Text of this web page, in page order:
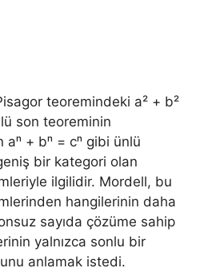
teoremindeki a² + b²
son teoreminin
+ bⁿ = cⁿ gibi ünlü
bir kategori olan
ilgilidir. Mordell, bu
hangilerinin daha
sayıda çözüme sahip
yalnızca sonlu bir
anlamak istedi.